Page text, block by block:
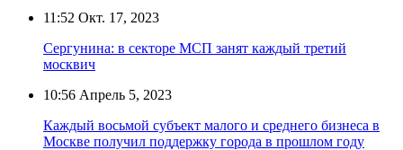
11:52 Окт. 17, 2023
Сергунина: в секторе МСП занят каждый третий
москвич
10:56 Апрель 5, 2023
Каждый восьмой субъект малого и среднего бизнеса в
Москве получил поддержку города в прошлом году